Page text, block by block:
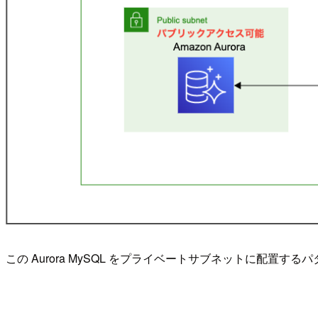
この Aurora MySQL をプライベートサブネットに配置する